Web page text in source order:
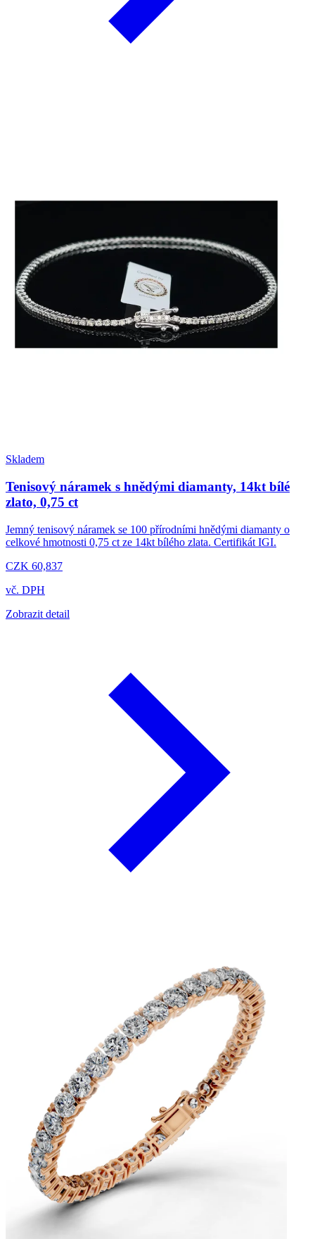
Skladem
Tenisový náramek s hnědými diamanty, 14kt bílé
zlato, 0,75 ct
Jemný tenisový náramek se 100 přírodními hnědými diamanty o
celkové hmotnosti 0,75 ct ze 14kt bílého zlata. Certifikát IGI.
CZK 60,837
vč. DPH
Zobrazit detail